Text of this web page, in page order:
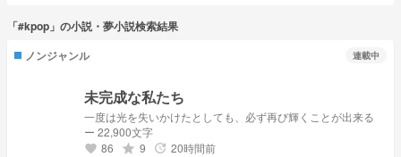
「#kpop」の小説・夢小説検索結果
ノンジャンル
連載中
未完成な私たち
一度は光を失いかけたとしても、必ず再び輝くことが出来る
ー 22,900文字
favorite 86 grade 9 update 20時間前